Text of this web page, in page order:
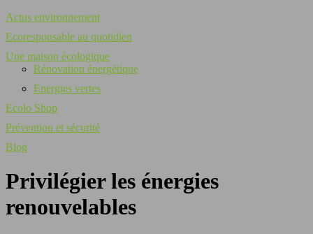
Actus environnement
Ecoresponsable au quotidien
Une maison écologique
Rénovation énergétique
Energies vertes
Ecolo Shop
Prévention et sécurité
Blog
Privilégier les énergies
renouvelables